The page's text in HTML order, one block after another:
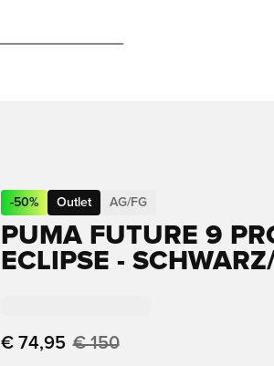
-50% Outlet AG/FG
PUMA FUTURE 9
ECLIPSE -
€ 74,95 € 150